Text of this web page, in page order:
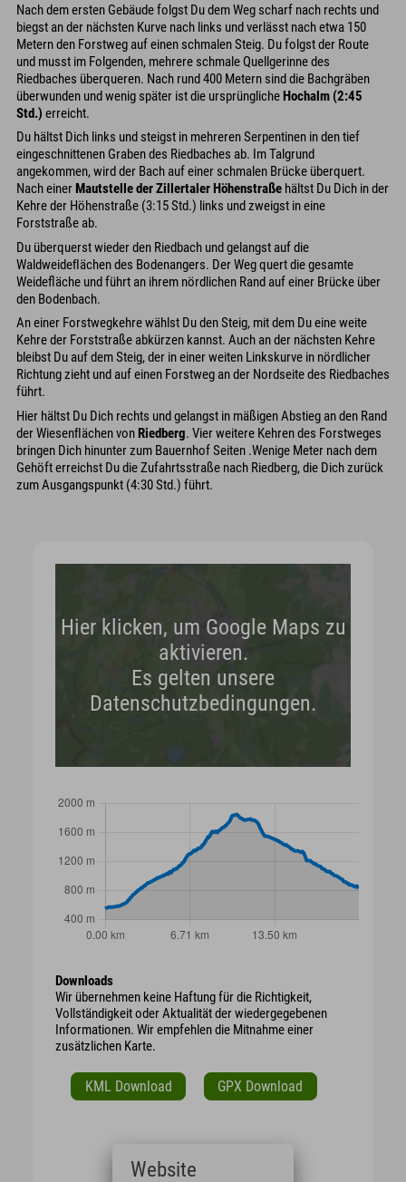
Nach dem ersten Gebäude folgst Du dem Weg scharf nach rechts und
biegst an der nächsten Kurve nach links und verlässt nach etwa 150
Metern den Forstweg auf einen schmalen Steig. Du folgst der Route
und musst im Folgenden, mehrere schmale Quellgerinne des
Riedbaches überqueren. Nach rund 400 Metern sind die Bachgräben
überwunden und wenig später ist die ursprünglicheHochalm (2:45
Std.) erreicht.
Du hältst Dich links und steigst in mehreren Serpentinen in den tief
eingeschnittenen Graben des Riedbaches ab. Im Talgrund
angekommen, wird der Bach auf einer schmalen Brücke überquert.
Nach einerMautstelle der Zillertaler Höhenstraße hältst Du Dich in der
Kehre der Höhenstraße (3:15 Std.) links und zweigst in eine
Forststraße ab.
Du überquerst wieder den Riedbach und gelangst auf die
Waldweideﬂächen des Bodenangers. Der Weg quert die gesamte
Weidefläche und führt an ihrem nördlichen Rand auf einer Brücke über
den Bodenbach.
An einer Forstwegkehre wählst Du den Steig, mit dem Du eine weite
Kehre der Forststraße abkürzen kannst. Auch an der nächsten Kehre
bleibst Du auf dem Steig, der in einer weiten Linkskurve in nördlicher
Richtung zieht und auf einen Forstweg an der Nordseite des Riedbaches
führt.
Hier hältst Du Dich rechts und gelangst in mäßigen Abstieg an den Rand
der Wiesenﬂächen vonRiedberg. Vier weitere Kehren des Forstweges
bringen Dich hinunter zum Bauernhof Seiten .Wenige Meter nach dem
Gehöft erreichst Du die Zufahrtsstraße nach Riedberg, die Dich zurück
zum Ausgangspunkt (4:30 Std.) führt.
Hier klicken, um Google Maps zu
aktivieren.
Es gelten unsere
Datenschutzbedingungen.
Downloads
Wir übernehmen keine Haftung für die Richtigkeit,
Vollständigkeit oder Aktualität der wiedergegebenen
Informationen. Wir empfehlen die Mitnahme einer
zusätzlichen Karte.
KML Download GPX Download
Website